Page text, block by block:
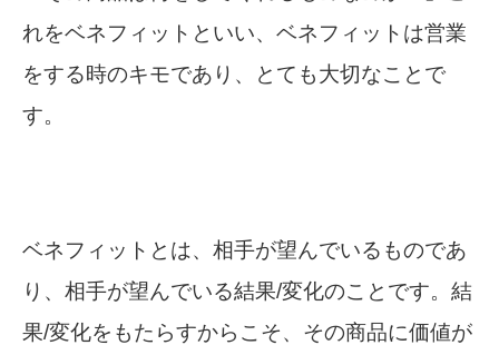
れをベネフィットといい、ベネフィットは営業
をする時のキモであり、とても大切なことで
す。
ベネフィットとは、相手が望んでいるものであ
り、相手が望んでいる結果/変化のことです。結
果/変化をもたらすからこそ、その商品に価値が